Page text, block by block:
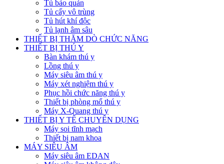
Tủ bảo quản
Tủ cấy vô trùng
Tủ hút khí độc
Tủ lạnh âm sâu
THIẾT BỊ THĂM DÒ CHỨC NĂNG
THIẾT BỊ THÚ Y
Bàn khám thú y
Lồng thú y
Máy siêu âm thú y
Máy xét nghiệm thú y
Phục hồi chức năng thú y
Thiết bị phòng mổ thú y
Máy X-Quang thú y
THIẾT BỊ Y TẾ CHUYÊN DỤNG
Máy soi tĩnh mạch
Thiết bị nam khoa
MÁY SIÊU ÂM
Máy siêu âm EDAN